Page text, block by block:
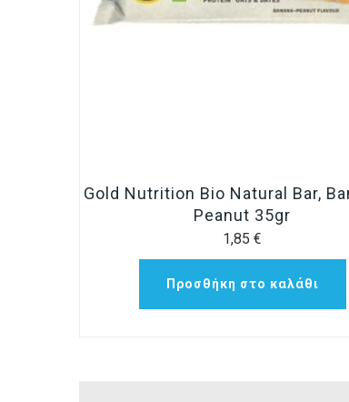
Gold Nutrition Bio Natural Bar,
Peanut 35gr
1,85€
Προσθήκη στο καλάθι